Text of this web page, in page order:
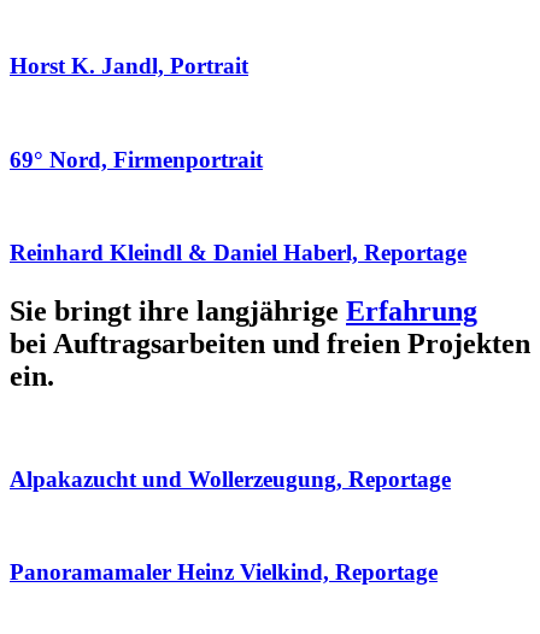
Horst K. Jandl, Portrait
69° Nord, Firmenportrait
Reinhard Kleindl & Daniel Haberl, Reportage
Sie bringt ihre langjährige Erfahrung
bei Auftragsarbeiten und freien Projekten
ein.
Alpakazucht und Wollerzeugung, Reportage
Panoramamaler Heinz Vielkind, Reportage